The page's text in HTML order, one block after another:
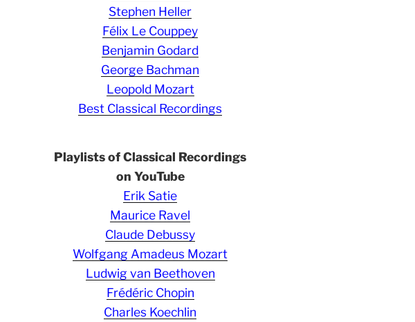
Stephen Heller
Félix Le Couppey
Benjamin Godard
George Bachman
Leopold Mozart
Best Classical Recordings
Playlists of Classical Recordings
on YouTube
Erik Satie
Maurice Ravel
Claude Debussy
Wolfgang Amadeus Mozart
Ludwig van Beethoven
Frédéric Chopin
Charles Koechlin